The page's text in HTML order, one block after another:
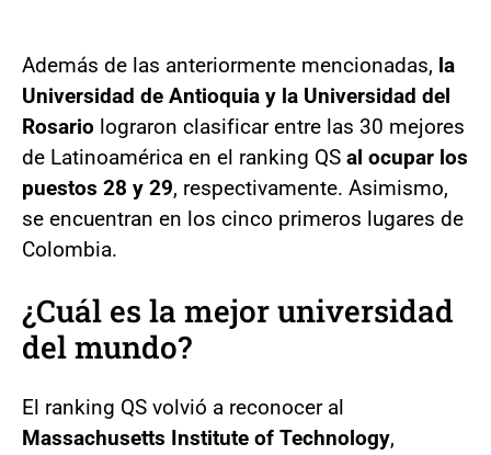
Además de las anteriormente mencionadas, la
Universidad de Antioquia y la Universidad del
Rosario lograron clasificar entre las 30 mejores
de Latinoamérica en el ranking QS al ocupar los
puestos 28 y 29, respectivamente. Asimismo,
se encuentran en los cinco primeros lugares de
Colombia.
¿Cuál es la mejor universidad
del mundo?
El ranking QS volvió a reconocer al
Massachusetts Institute of Technology,